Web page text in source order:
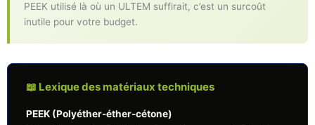
PEEK utilisé là où un ULTEM suffirait, c’est un surcoût
inutile pour votre budget.
📖 Lexique des matériaux techniques
PEEK (Polyéther-éther-cétone)